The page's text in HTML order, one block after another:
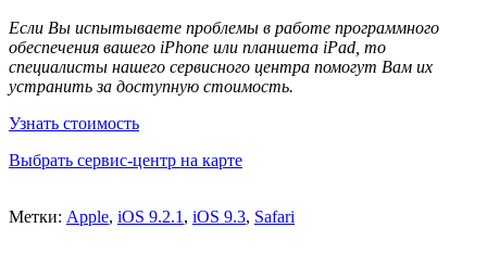
Если Вы испытываете проблемы в работе программного
обеспечения вашего iPhone или планшета iPad, то
специалисты нашего сервисного центра помогут Вам их
устранить за доступную стоимость.
Узнать стоимость
Выбрать сервис-центр на карте
Метки: Apple, iOS 9.2.1 , iOS 9.3, Safari